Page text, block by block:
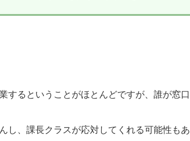
するということがほとんどですが、誰が窓口
し、課長クラスが応対してくれる可能性もあ